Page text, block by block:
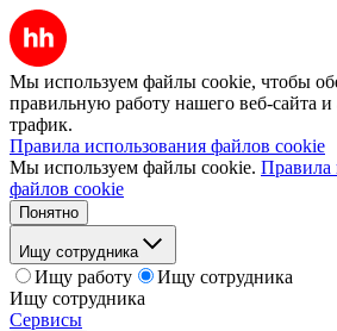
Мы используем файлы cookie, чтобы
правильную работу нашего веб-сайта и
трафик.
Правила использования файлов cookie
Мы используем файлы cookie. Правила
файлов cookie
Понятно
Ищу сотрудника
Ищу работу
Ищу сотрудника
Ищу сотрудника
Сервисы